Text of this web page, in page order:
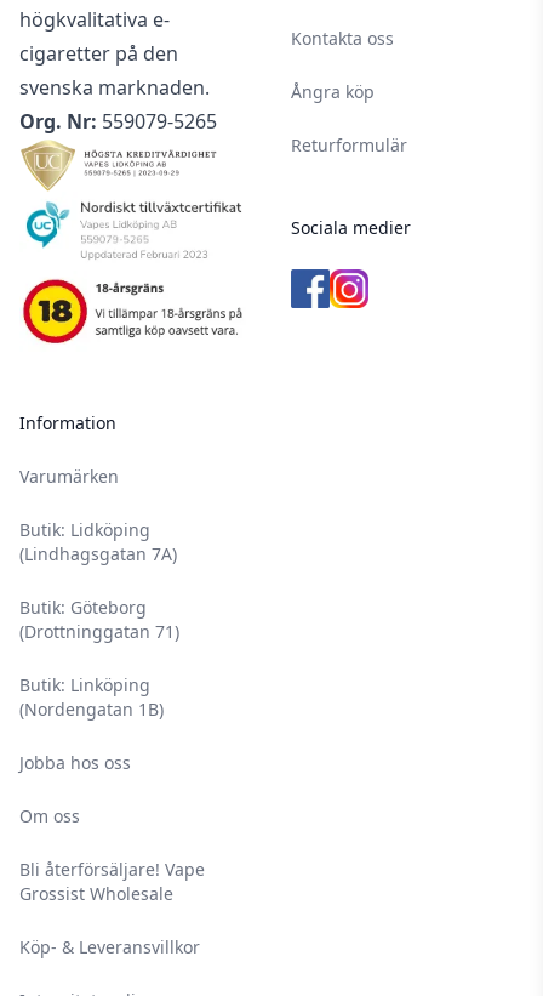
högkvalitativa e-
cigaretter på den
svenska marknaden.
Org. Nr: 559079-5265
Information
Varumärken
Butik: Lidköping
(Lindhagsgatan 7A)
Butik: Göteborg
(Drottninggatan 71)
Butik: Linköping
(Nordengatan 1B)
Jobba hos oss
Om oss
Bli återförsäljare! Vape
Grossist Wholesale
Köp- & Leveransvillkor
Kontakta oss
Ångra köp
Returformulär
Sociala medier